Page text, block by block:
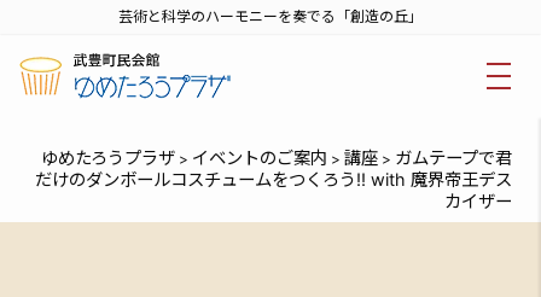
芸術と科学のハーモニーを奏でる「創造の丘」
ゆめたろうプラザ > イベントのご案内 > 講座 > ガムテープで君
だけのダンボールコスチュームをつくろう!! with 魔界帝王デス
カイザー